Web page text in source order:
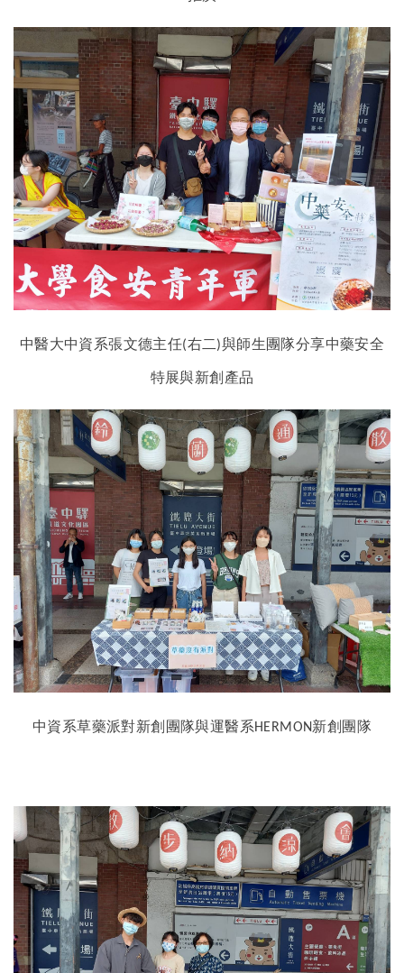
中醫大中資系張文德主任(右二)與師生團隊分享中藥安全
特展與新創產品
中資系草藥派對新創團隊與運醫系HERMON新創團隊